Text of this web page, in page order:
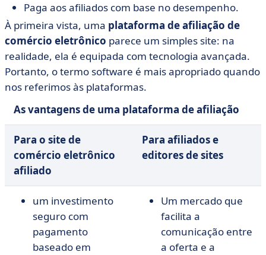
Paga aos afiliados com base no desempenho.
À primeira vista, uma plataforma de afiliação de
comércio eletrônico parece um simples site: na
realidade, ela é equipada com tecnologia avançada.
Portanto, o termo software é mais apropriado quando
nos referimos às plataformas.
As vantagens de uma plataforma de afiliação
Para o site de
comércio eletrônico
afiliado
Para afiliados e
editores de sites
um investimento
seguro com
pagamento
baseado em
Um mercado que
facilita a
comunicação entre
a oferta e a